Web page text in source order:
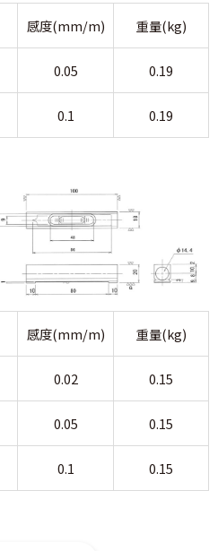
感度(mm/m) 重量(kg)
0.05 0.19
0.1 0.19
感度(mm/m) 重量(kg)
0.02 0.15
0.05 0.15
0.1 0.15